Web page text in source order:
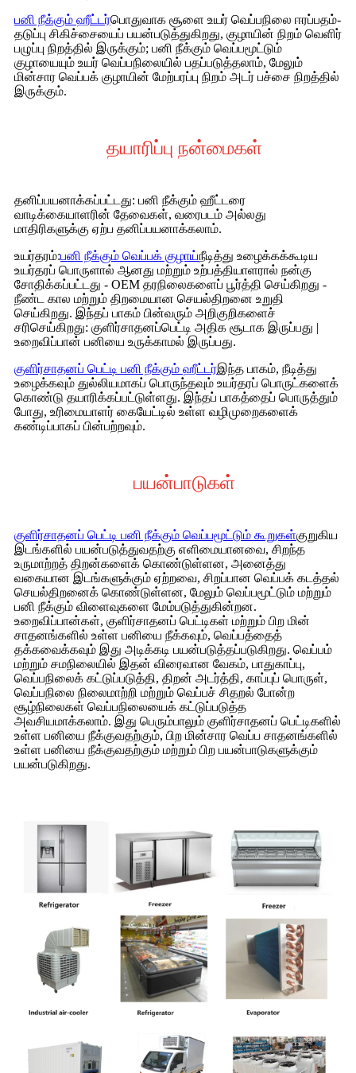
பனி நீக்கும் ஹீட்டர்பொதுவாக சூளை உயர் வெப்பநிலை ஈரப்பதம்-
தடுப்பு சிகிச்சையைப் பயன்படுத்துகிறது, குழாயின் நிறம் வெளிர்
பழுப்பு நிறத்தில் இருக்கும்; பனி நீக்கும் வெப்பமூட்டும்
குழாயையும் உயர் வெப்பநிலையில் பதப்படுத்தலாம், மேலும்
மின்சார வெப்பக் குழாயின் மேற்பரப்பு நிறம் அடர் பச்சை நிறத்தில்
இருக்கும்.
தயாரிப்பு நன்மைகள்
தனிப்பயனாக்கப்பட்டது: பனி நீக்கும் ஹீட்டரை
வாடிக்கையாளரின் தேவைகள், வரைபடம் அல்லது
மாதிரிகளுக்கு ஏற்ப தனிப்பயனாக்கலாம்.
உயர்தரம்:பனி நீக்கும் வெப்பக் குழாய்நீடித்து உழைக்கக்கூடிய
உயர்தரப் பொருளால் ஆனது மற்றும் உற்பத்தியாளரால் நன்கு
சோதிக்கப்பட்டது - OEM தரநிலைகளைப் பூர்த்தி செய்கிறது -
நீண்ட கால மற்றும் திறமையான செயல்திறனை உறுதி
செய்கிறது. இந்தப் பாகம் பின்வரும் அறிகுறிகளைச்
சரிசெய்கிறது: குளிர்சாதனப்பெட்டி அதிக சூடாக இருப்பது |
உறைவிப்பான் பனியை உருக்காமல் இருப்பது.
குளிர்சாதனப் பெட்டி பனி நீக்கும் ஹீட்டர்இந்த பாகம், நீடித்து
உழைக்கவும் துல்லியமாகப் பொருந்தவும் உயர்தரப் பொருட்களைக்
கொண்டு தயாரிக்கப்பட்டுள்ளது. இந்தப் பாகத்தைப் பொருத்தும்
போது, ​​உரிமையாளர் கையேட்டில் உள்ள வழிமுறைகளைக்
கண்டிப்பாகப் பின்பற்றவும்.
பயன்பாடுகள்
குளிர்சாதனப் பெட்டி பனி நீக்கும் வெப்பமூட்டும் கூறுகள்குறுகிய
இடங்களில் பயன்படுத்துவதற்கு எளிமையானவை, சிறந்த
உருமாற்றத் திறன்களைக் கொண்டுள்ளன, அனைத்து
வகையான இடங்களுக்கும் ஏற்றவை, சிறப்பான வெப்பக் கடத்தல்
செயல்திறனைக் கொண்டுள்ளன, மேலும் வெப்பமூட்டும் மற்றும்
பனி நீக்கும் விளைவுகளை மேம்படுத்துகின்றன.
உறைவிப்பான்கள், குளிர்சாதனப் பெட்டிகள் மற்றும் பிற மின்
சாதனங்களில் உள்ள பனியை நீக்கவும், வெப்பத்தைத்
தக்கவைக்கவும் இது அடிக்கடி பயன்படுத்தப்படுகிறது. வெப்பம்
மற்றும் சமநிலையில் இதன் விரைவான வேகம், பாதுகாப்பு,
வெப்பநிலைக் கட்டுப்படுத்தி, திறன் அடர்த்தி, காப்புப் பொருள்,
வெப்பநிலை நிலைமாற்றி மற்றும் வெப்பச் சிதறல் போன்ற
சூழ்நிலைகள் வெப்பநிலையைக் கட்டுப்படுத்த
அவசியமாக்கலாம். இது பெரும்பாலும் குளிர்சாதனப் பெட்டிகளில்
உள்ள பனியை நீக்குவதற்கும், பிற மின்சார வெப்ப சாதனங்களில்
உள்ள பனியை நீக்குவதற்கும் மற்றும் பிற பயன்பாடுகளுக்கும்
பயன்படுகிறது.